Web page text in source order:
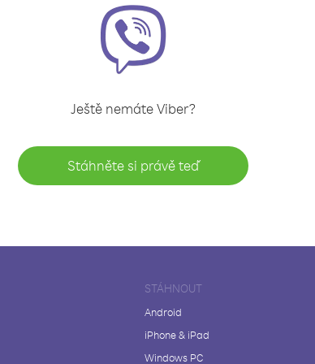
Ještě nemáte Viber?
Stáhněte si právě teď
STÁHNOUT
Android
iPhone & iPad
Windows PC